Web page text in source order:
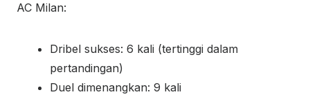
AC Milan:
Dribel sukses: 6 kali (tertinggi dalam
pertandingan)
Duel dimenangkan: 9 kali